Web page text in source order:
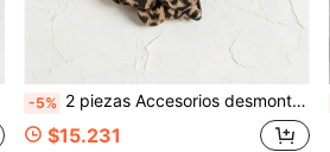
-5% 2 piezas Accesorios desmontables DIY para zapatos, diseño de flor con estampado de leopardo marrón, estilo bohemio elegante y de moda, tacones altos negros y marrones, sandalias, pantuflas, zapatos, decoración de zapatos para mujer, uso versátil
$15.231